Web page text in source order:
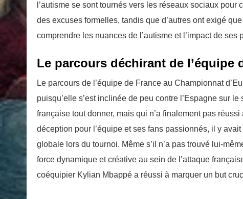
l’autisme se sont tournés vers les réseaux sociaux
des excuses formelles, tandis que d’autres ont exigé
comprendre les nuances de l’autisme et l’impact de ses
Le parcours déchirant de l’équipe
Le parcours de l’équipe de France au Championnat
puisqu’elle s’est inclinée de peu contre l’Espagne sur
française tout donner, mais qui n’a finalement pas
déception pour l’équipe et ses fans passionnés, il y
globale lors du tournoi. Même s’il n’a pas trouvé lui-
force dynamique et créative au sein de l’attaque
coéquipier Kylian Mbappé a réussi à marquer un but